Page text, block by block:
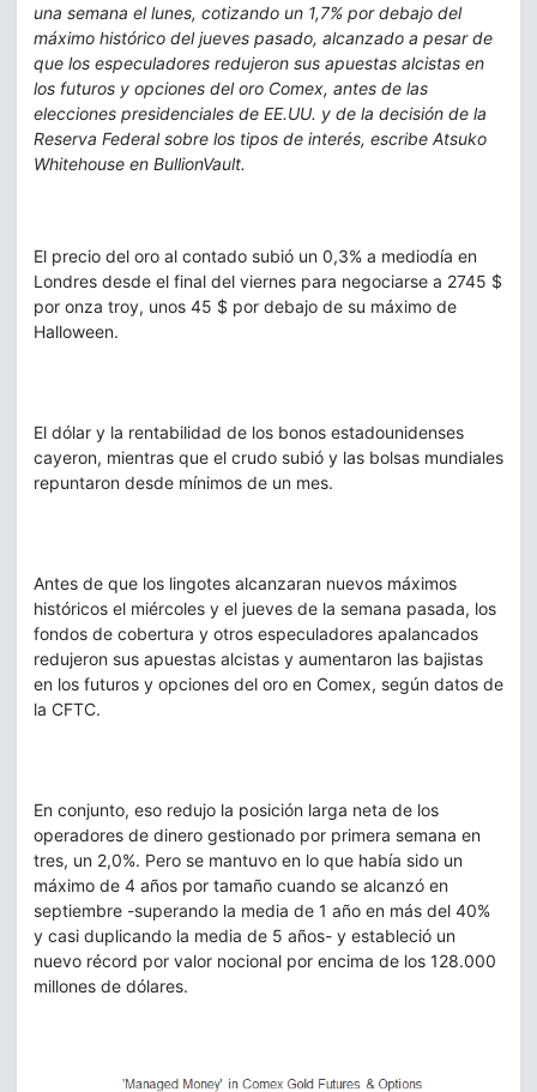
una semana el lunes, cotizando un 1,7% por debajo del
máximo histórico del jueves pasado, alcanzado a pesar de
que los especuladores redujeron sus apuestas alcistas en
los futuros y opciones del oro Comex, antes de las
elecciones presidenciales de EE.UU. y de la decisión de la
Reserva Federal sobre los tipos de interés, escribe Atsuko
Whitehouse en BullionVault.
El precio del oro al contado subió un 0,3% a mediodía en
Londres desde el final del viernes para negociarse a 2745 $
por onza troy, unos 45 $ por debajo de su máximo de
Halloween.
El dólar y la rentabilidad de los bonos estadounidenses
cayeron, mientras que el crudo subió y las bolsas mundiales
repuntaron desde mínimos de un mes.
Antes de que los lingotes alcanzaran nuevos máximos
históricos el miércoles y el jueves de la semana pasada, los
fondos de cobertura y otros especuladores apalancados
redujeron sus apuestas alcistas y aumentaron las bajistas
en los futuros y opciones del oro en Comex, según datos de
la CFTC.
En conjunto, eso redujo la posición larga neta de los
operadores de dinero gestionado por primera semana en
tres, un 2,0%. Pero se mantuvo en lo que había sido un
máximo de 4 años por tamaño cuando se alcanzó en
septiembre -superando la media de 1 año en más del 40%
y casi duplicando la media de 5 años- y estableció un
nuevo récord por valor nocional por encima de los 128.000
millones de dólares.